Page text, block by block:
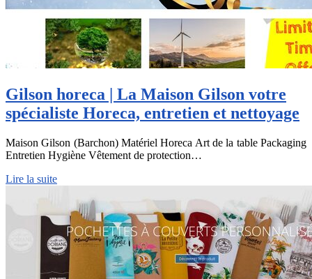
Gilson horeca | La Maison Gilson votre
spécialiste Horeca, entretien et nettoyage
Maison Gilson (Barchon) Matériel Horeca Art de la table Packaging
Entretien Hygiène Vêtement de protection…
Lire la suite